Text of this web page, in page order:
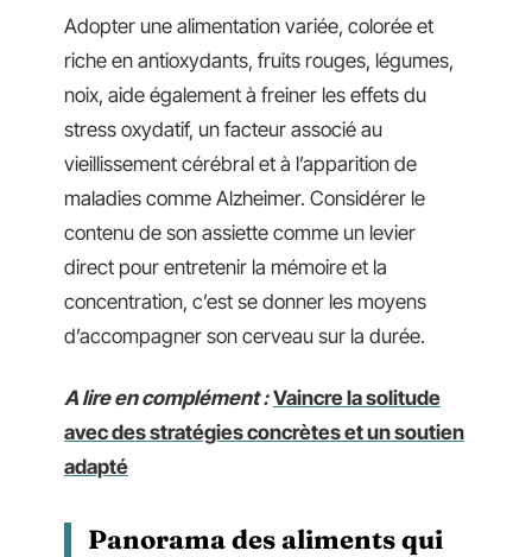
Adopter une alimentation variée, colorée et
riche en antioxydants, fruits rouges, légumes,
noix, aide également à freiner les effets du
stress oxydatif, un facteur associé au
vieillissement cérébral et à l’apparition de
maladies comme Alzheimer. Considérer le
contenu de son assiette comme un levier
direct pour entretenir la mémoire et la
concentration, c’est se donner les moyens
d’accompagner son cerveau sur la durée.
A lire en complément : Vaincre la solitude
avec des stratégies concrètes et un soutien
adapté
Panorama des aliments qui